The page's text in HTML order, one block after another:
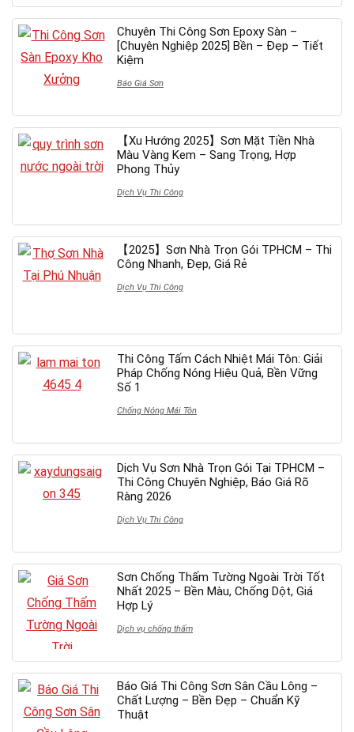
Chuyên Thi Công Sơn Epoxy Sàn –
[Chuyên Nghiệp 2025] Bền – Đẹp – Tiết
Kiệm
Báo Giá Sơn
【Xu Hướng 2025】Sơn Mặt Tiền Nhà
Màu Vàng Kem – Sang Trọng, Hợp
Phong Thủy
Dịch Vụ Thi Công
【2025】Sơn Nhà Trọn Gói TPHCM – Thi
Công Nhanh, Đẹp, Giá Rẻ
Dịch Vụ Thi Công
Thi Công Tấm Cách Nhiệt Mái Tôn: Giải
Pháp Chống Nóng Hiệu Quả, Bền Vững
Số 1
Chống Nóng Mái Tôn
Dịch Vụ Sơn Nhà Trọn Gói Tại TPHCM –
Thi Công Chuyên Nghiệp, Báo Giá Rõ
Ràng 2026
Dịch Vụ Thi Công
Sơn Chống Thấm Tường Ngoài Trời Tốt
Nhất 2025 – Bền Màu, Chống Dột, Giá
Hợp Lý
Dịch vụ chống thấm
Báo Giá Thi Công Sơn Sân Cầu Lông –
Chất Lượng – Bền Đẹp – Chuẩn Kỹ
Thuật